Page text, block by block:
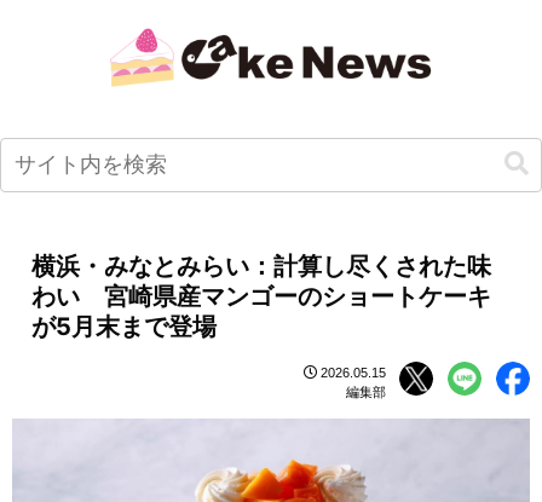
横浜・みなとみらい：計算し尽くされた味
わい 宮崎県産マンゴーのショートケーキ
が5月末まで登場
2026.05.15
編集部